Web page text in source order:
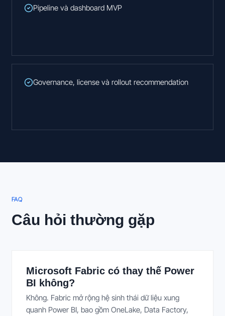
Pipeline và dashboard MVP
Governance, license và rollout recommendation
FAQ
Câu hỏi thường gặp
Microsoft Fabric có thay thế Power
BI không?
Không. Fabric mở rộng hệ sinh thái dữ liệu xung
quanh Power BI, bao gồm OneLake, Data Factory,